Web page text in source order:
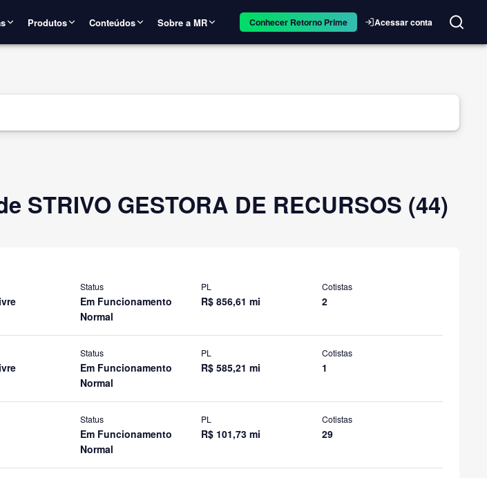
Produtos Conteúdos Sobre a MR Conhecer Retorno Prime Acessar conta
GESTORA DE RECURSOS (44)
Status
Em Funcionamento
Normal
PL
R$ 856,61 mi
Cotistas
2
Status
Em Funcionamento
Normal
PL
R$ 585,21 mi
Cotistas
1
Status
Em Funcionamento
Normal
PL
R$ 101,73 mi
Cotistas
29